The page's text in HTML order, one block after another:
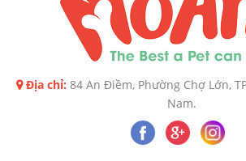
Địa chỉ: 84 An Điềm, Phường Chợ Lớn,
Nam.